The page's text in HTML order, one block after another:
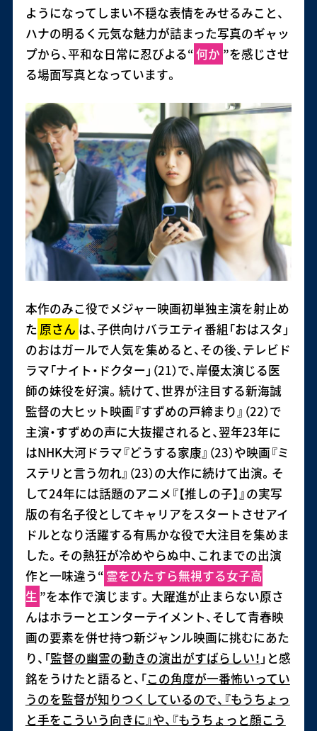
ようになってしまい不穏な表情をみせるみこと、
ハナの明るく元気な魅力が詰まった写真のギャッ
プから、平和な日常に忍びよる“何か ”を感じさせ
る場面写真となっています。
本作のみこ役でメジャー映画初単独主演を射止め
た 原さん は、子供向けバラエティ番組「おはスタ」
のおはガールで人気を集めると、その後、テレビド
ラマ「ナイト・ドクター」（21）で、岸優太演じる医
師の妹役を好演。続けて、世界が注目する新海誠
監督の大ヒット映画『すずめの戸締まり』（22）で
主演・すずめの声に大抜擢されると、翌年23年に
はNHK大河ドラマ『どうする家康』（23）や映画『ミ
ステリと言う勿れ』（23）の大作に続けて出演。そ
して24年には話題のアニメ『【推しの子】』の実写
版の有名子役としてキャリアをスタートさせアイ
ドルとなり活躍する有馬かな役で大注目を集めま
した。その熱狂が冷めやらぬ中、これまでの出演
作と一味違う“ 霊をひたすら無視する女子高
生 ”を本作で演じます。大躍進が止まらない原さ
んはホラーとエンターテイメント、そして青春映
画の要素を併せ持つ新ジャンル映画に挑むにあた
り、「監督の幽霊の動きの演出がすばらしい！ 」と感
銘をうけたと語ると、「この角度が一番怖いってい
うのを監督が知りつくしているので、『もうちょっ
と手をこういう向きに』や、『もうちょっと顔こう